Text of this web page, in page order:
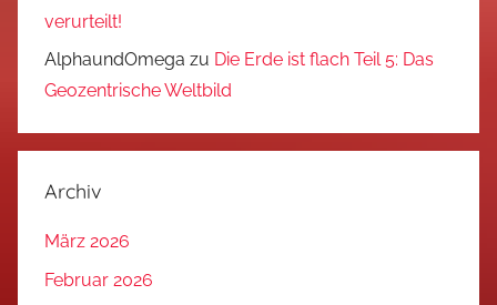
verurteilt!
AlphaundOmega zu Die Erde ist flach Teil 5: Das
Geozentrische Weltbild
Archiv
März 2026
Februar 2026